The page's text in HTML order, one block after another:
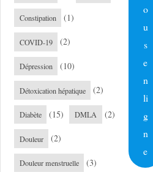
Constipation (1)
COVID-19 (2)
Dépression (10)
Détoxication hépatique (2)
Diabète (15) DMLA (2)
Douleur (2)
Douleur menstruelle (3)
o
u
s
e
n
li
g
n
e